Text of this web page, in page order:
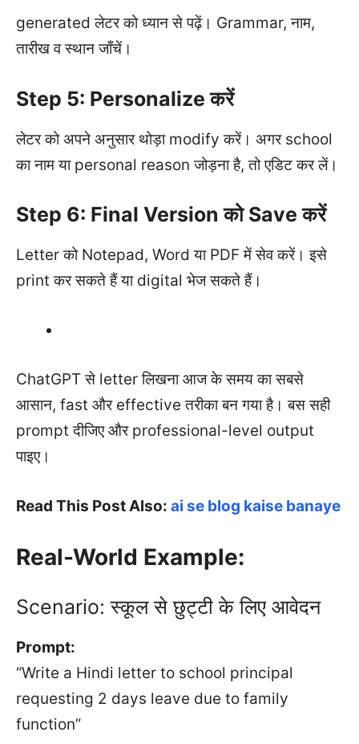
generated लेटर को ध्यान से पढ़ें। Grammar, नाम,
तारीख व स्थान जाँचें।
Step 5: Personalize करें
लेटर को अपने अनुसार थोड़ा modify करें। अगर school
का नाम या personal reason जोड़ना है, तो एडिट कर लें।
Step 6: Final Version को Save करें
Letter को Notepad, Word या PDF में सेव करें। इसे
print कर सकते हैं या digital भेज सकते हैं।
ChatGPT से letter लिखना आज के समय का सबसे
आसान, fast और effective तरीका बन गया है। बस सही
prompt दीजिए और professional-level output
पाइए।
Read This Post Also: ai se blog kaise banaye
Real-World Example:
Scenario: स्कूल से छुट्टी के लिए आवेदन
Prompt:
“Write a Hindi letter to school principal
requesting 2 days leave due to family
function”